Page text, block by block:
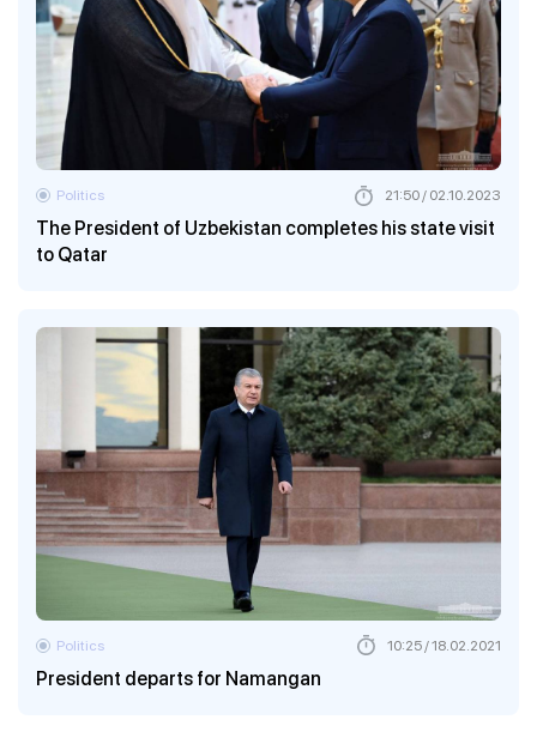
The President of Uzbekistan completes his state visit
to Qatar
Politics 21:50 / 02.10.2023
President departs for Namangan
Politics 10:25 / 18.02.2021